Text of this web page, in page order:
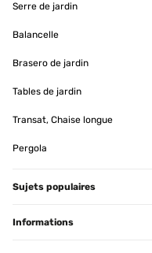
Feuermachen im Freien
so begeistert von
Paket öffnete, war ich
ein Schürhaken, um das
das dabei ist, und es
Feuerstelle kommt fast
Grillrost darauf legen
ein echtes Vergnügen.
Serre de jardin
Balancelle
Brasero de jardin
Tables de jardin
Transat, Chaise longue
Pergola
Sujets populaires
Informations